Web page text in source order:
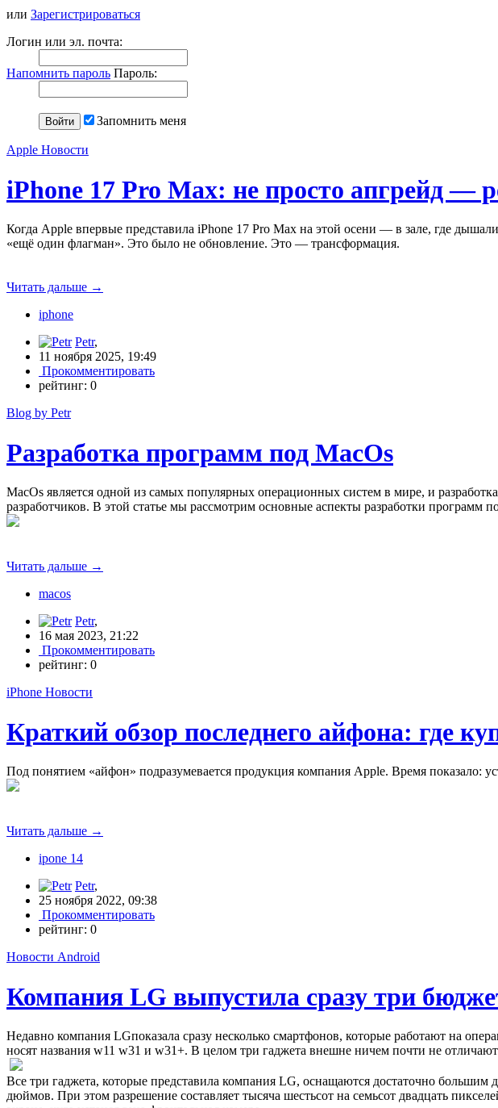
или Зарегистрироваться
Логин или эл. почта:
Напомнить пароль Пароль:
Запомнить меня
Apple Новости
iPhone 17 Pro Max: не просто апгрейд —
Когда Apple впервые представила iPhone 17 Pro Max на этой осени — в зале, где
«ещё один флагман». Это было не обновление. Это — трансформация.
Читать дальше →
iphone
Petr,
11 ноября 2025, 19:49
Прокомментировать
рейтинг: 0
Blog by Petr
Разработка программ под MacOs
MacOs является одной из самых популярных операционных систем в мире, и
разработчиков. В этой статье мы рассмотрим основные аспекты разработки программ
Читать дальше →
macos
Petr,
16 мая 2023, 21:22
Прокомментировать
рейтинг: 0
iPhone Новости
Краткий обзор последнего айфона: где
Под понятием «айфон» подразумевается продукция компания Apple. Время показало:
Читать дальше →
ipone 14
Petr,
25 ноября 2022, 09:38
Прокомментировать
рейтинг: 0
Новости Android
Компания LG выпустила сразу три
Недавно компания LGпоказала сразу несколько смартфонов, которые работают на
носят названия w11 w31 и w31+. В целом три гаджета внешне ничем почти не
Все три гаджета, которые представила компания LG, оснащаются достаточно
дюймов. При этом разрешение составляет тысяча шестьсот на семьсот двадцать